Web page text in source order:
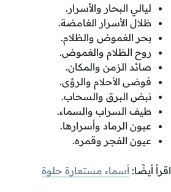
ليالي البحار والأسرار.
ظلال الأسرار الغامضة.
بحر الغموض والظلام.
روح الظلام والغموض.
صائد الزمن والمكان.
فوضى الأحلام والرؤى.
نبض البرق والسحاب.
طيف السراب والسماء.
عيون الرماد وأسرارها.
عيون الفجر وقمره.
اقرأ أيضًا: أسماء مستعارة حلوة